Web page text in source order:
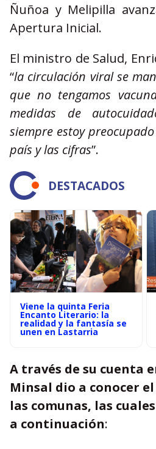
Ñuñoa y Melipilla
Apertura Inicial.
El ministro de Salud,
“la circulación viral se
que no tengamos
medidas de
siempre estoy
país y las cifras”.
DESTACADOS
Viene la quinta Feria
Encanto Literario: la
realidad y la fantasía se
unen en Lastarria
A través de su cuenta
Minsal dio a conocer
las comunas, las
a continuación: